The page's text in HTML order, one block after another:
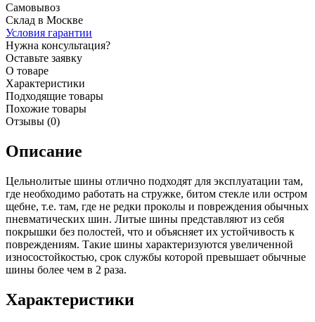
Самовывоз
Склад в Москве
Условия гарантии
Нужна консультация?
Оставьте заявку
О товаре
Характеристики
Подходящие товары
Похожие товары
Отзывы (0)
Описание
Цельнолитые шины отлично подходят для эксплуатации там,
где необходимо работать на стружке, битом стекле или остром
щебне, т.е. там, где не редки проколы и повреждения обычных
пневматических шин. Литые шины представляют из себя
покрышки без полостей, что и объясняет их устойчивость к
повреждениям. Такие шины характеризуются увеличенной
износостойкостью, срок службы которой превышает обычные
шины более чем в 2 раза.
Характеристики